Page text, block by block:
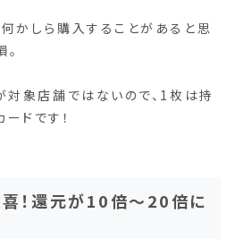
しら購入することがあると思
象店舗ではないので、1枚は持
ドです！
！還元が10倍～20倍に